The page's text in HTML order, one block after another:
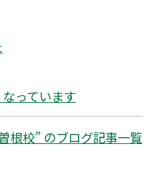
っています
根校” のブログ記事一覧